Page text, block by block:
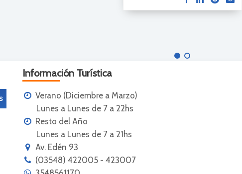
Información Turística
Verano (Diciembre a Marzo)
Lunes a Lunes de 7 a 22hs
Resto del Año
Lunes a Lunes de 7 a 21hs
Av. Edén 93
(03548) 422005 - 423007